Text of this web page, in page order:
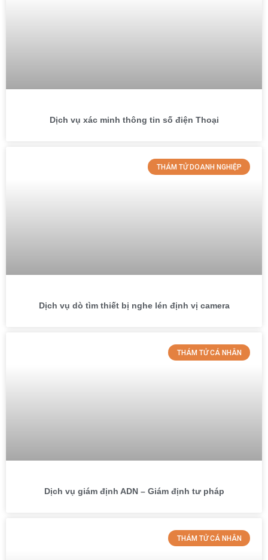
Dịch vụ xác minh thông tin số điện Thoại
THÁM TỬ DOANH NGHIỆP
Dịch vụ dò tìm thiết bị nghe lén định vị camera
THÁM TỬ CÁ NHÂN
Dịch vụ giám định ADN – Giám định tư pháp
THÁM TỬ CÁ NHÂN